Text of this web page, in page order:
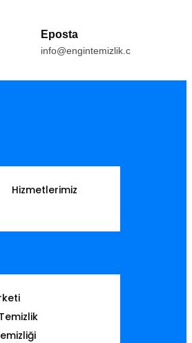
Eposta
info@engintemizlik.com
Hizmetlerimiz